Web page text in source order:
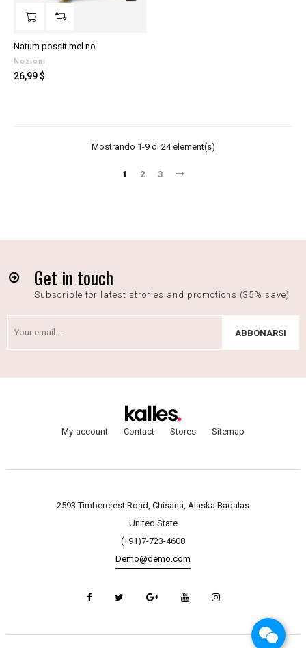
Natum possit mel no
Nozioni
Prezzo
26,99 $
Mostrando 1-9 di 24 element(s)
1 2 3
Get in touch
Subscrible for latest strories and promotions (35% save)
ABBONARSI
My-account Contact Stores Sitemap
2593 Timbercrest Road, Chisana, Alaska Badalas
United State
(+91)7-723-4608
Demo@demo.com